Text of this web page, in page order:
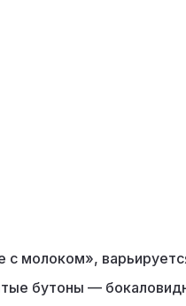
с молоком»,
бутоны —